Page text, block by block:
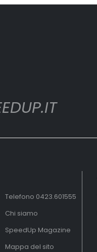
Telefono 0423.601555
Chi siamo
SpeedUp Magazine
Mappa del sito